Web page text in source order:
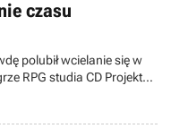
czasu
polubił wcielanie się w
RPG studia CD Projekt
dziennikarza aktor miał
swojej postaci.